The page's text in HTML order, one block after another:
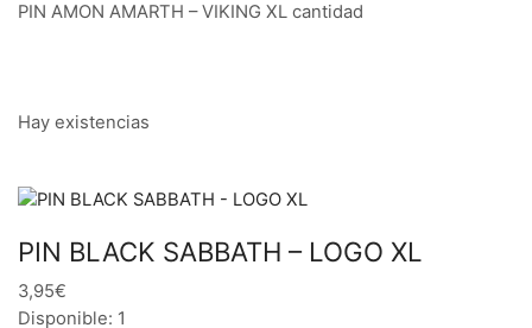
PIN AMON AMARTH – VIKING XL cantidad
Hay existencias
PIN BLACK SABBATH – LOGO XL
3,95€
Disponible: 1